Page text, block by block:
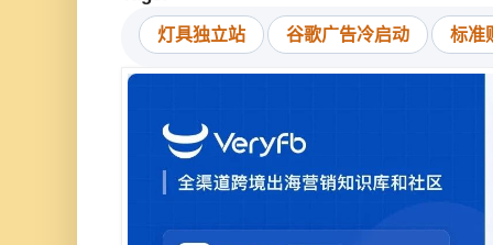
灯具独立站 谷歌广告冷启动 标准